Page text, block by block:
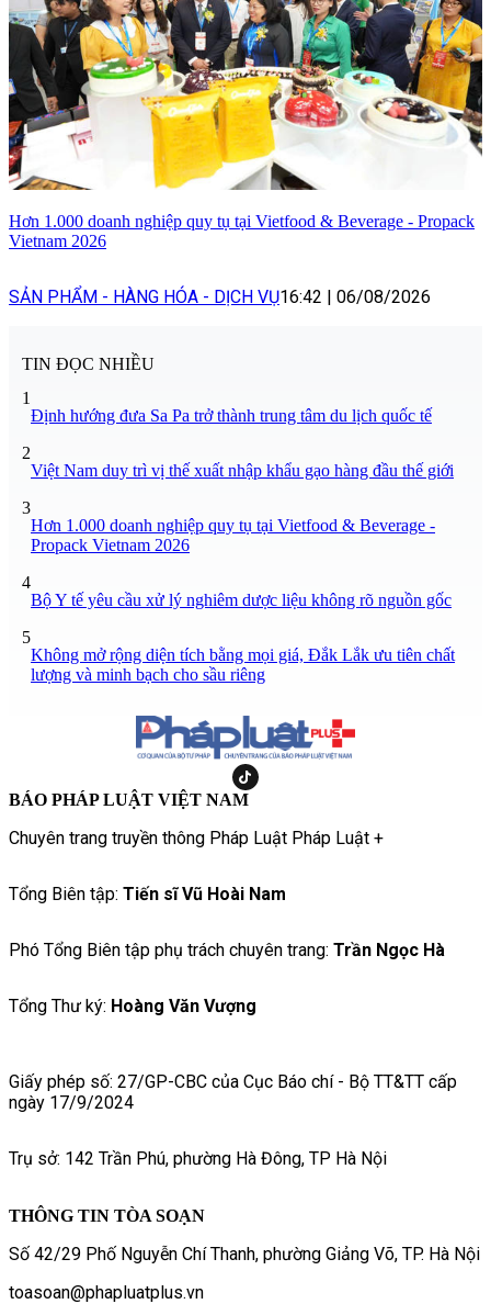
Hơn 1.000 doanh nghiệp quy tụ tại Vietfood & Beverage - Propack
Vietnam 2026
SẢN PHẨM - HÀNG HÓA - DỊCH VỤ16:42 06/08/2026
TIN ĐỌC NHIỀU
1
Định hướng đưa Sa Pa trở thành trung tâm du lịch quốc tế
2
Việt Nam duy trì vị thế xuất nhập khẩu gạo hàng đầu thế giới
3
Hơn 1.000 doanh nghiệp quy tụ tại Vietfood & Beverage -
Propack Vietnam 2026
4
Bộ Y tế yêu cầu xử lý nghiêm dược liệu không rõ nguồn gốc
5
Không mở rộng diện tích bằng mọi giá, Đắk Lắk ưu tiên chất
lượng và minh bạch cho sầu riêng
BÁO PHÁP LUẬT VIỆT NAM
Chuyên trang truyền thông Pháp Luật Pháp Luật +
Tổng Biên tập: Tiến sĩ Vũ Hoài Nam
Phó Tổng Biên tập phụ trách chuyên trang: Trần Ngọc Hà
Tổng Thư ký: Hoàng Văn Vượng
Giấy phép số: 27/GP-CBC của Cục Báo chí - Bộ TT&TT cấp
ngày 17/9/2024
Trụ sở: 142 Trần Phú, phường Hà Đông, TP Hà Nội
THÔNG TIN TÒA SOẠN
Số 42/29 Phố Nguyễn Chí Thanh, phường Giảng Võ, TP. Hà Nội
toasoan@phapluatplus.vn